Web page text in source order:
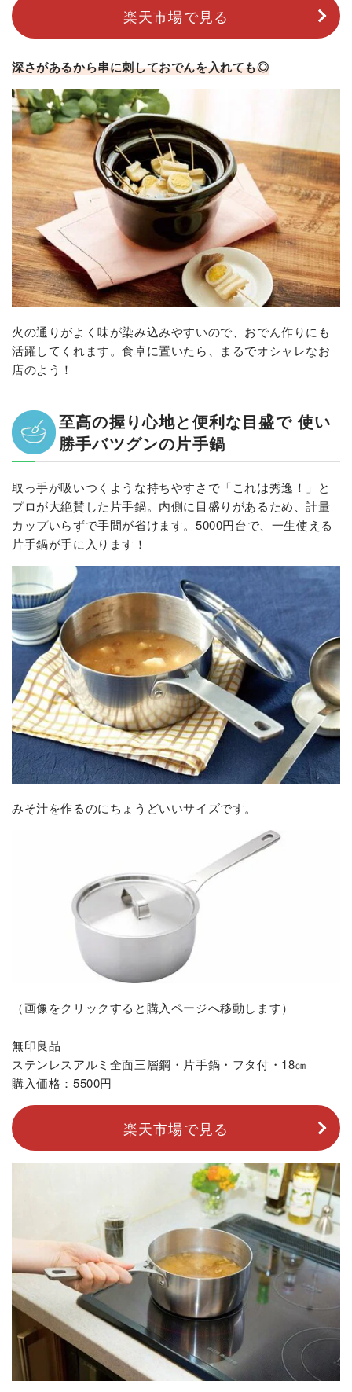
楽天市場で見る
深さがあるから串に刺しておでんを入れても◎
火の通りがよく味が染み込みやすいので、おでん作りにも
活躍してくれます。食卓に置いたら、まるでオシャレなお
店のよう！
至高の握り心地と便利な目盛で 使い
勝手バツグンの片手鍋
取っ手が吸いつくような持ちやすさで「これは秀逸！」と
プロが大絶賛した片手鍋。内側に目盛りがあるため、計量
カップいらずで手間が省けます。5000円台で、一生使える
片手鍋が手に入ります！
みそ汁を作るのにちょうどいいサイズです。
（画像をクリックすると購入ページへ移動します）
無印良品
ステンレスアルミ全面三層鋼・片手鍋・フタ付・18㎝
購入価格：5500円
楽天市場で見る